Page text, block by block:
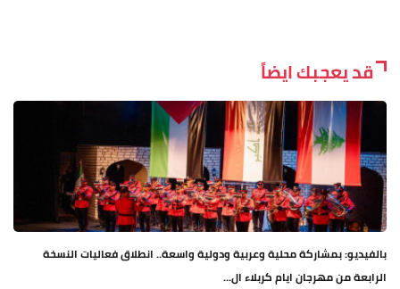
قد يعجبك ايضاً
بالفيديو: بمشاركة محلية وعربية ودولية واسعة.. انطلاق فعاليات النسخة
الرابعة من مهرجان ايام كربلاء ال...